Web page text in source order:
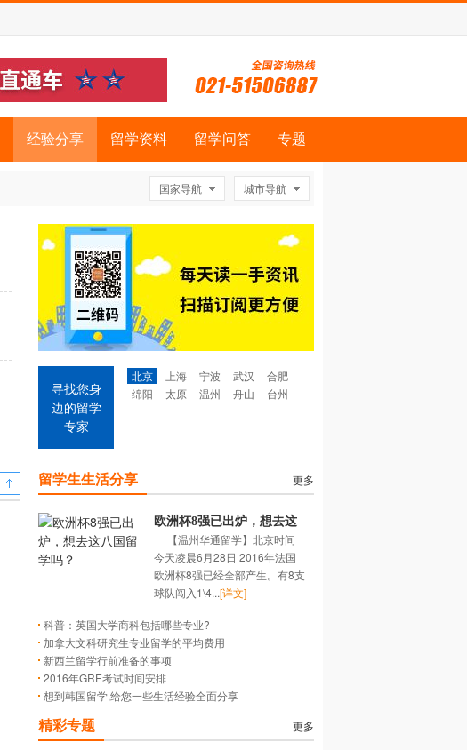
经验分享 留学资料 留学问答 专题
国家导航 城市导航
寻找您身
边的留学
专家
北京 上海 宁波 武汉
合肥
绵阳
太原 温州 舟山 台州
留学生生活分享 更多
欧洲杯8强已出炉，想去这
八国留学吗？
【温州华通留学】北京时间
今天凌晨6月28日 2016年法国
欧洲杯8强已经全部产生。有8支
球队闯入1\4...[详文]
科普：英国大学商科包括哪些专业?
加拿大文科研究生专业留学的平均费用
新西兰留学行前准备的事项
2016年GRE考试时间安排
想到韩国留学,给您一些生活经验全面分享
精彩专题
更多